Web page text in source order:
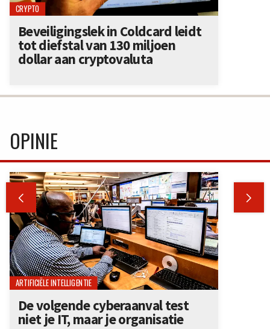
CRYPTO
Beveiligingslek in Coldcard leidt
tot diefstal van 130 miljoen
dollar aan cryptovaluta
OPINIE
 
ARTIFICIËLE INTELLIGENTIE
De volgende cyberaanval test
niet je IT, maar je organisatie